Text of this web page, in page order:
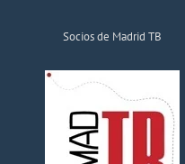
Socios de Madrid TB